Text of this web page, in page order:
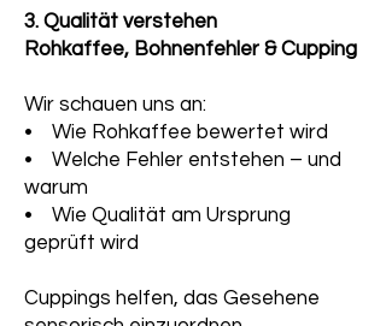
3. Qualität verstehen
Rohkaffee, Bohnenfehler & Cupping
Wir schauen uns an:
• Wie Rohkaffee bewertet wird
• Welche Fehler entstehen – und
warum
• Wie Qualität am Ursprung
geprüft wird
Cuppings helfen, das Gesehene